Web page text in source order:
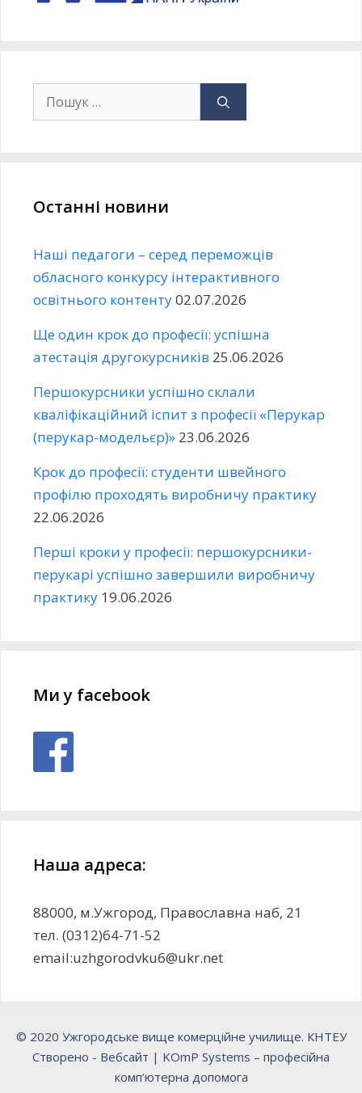
Останні новини
Наші педагоги – серед переможців
обласного конкурсу інтерактивного
освітнього контенту02.07.2026
Ще один крок до професії: успішна
атестація другокурсників 25.06.2026
Першокурсники успішно склали
кваліфікаційний іспит з професії «Перукар
(перукар-модельєр)» 23.06.2026
Крок до професії: студенти швейного
профілю проходять виробничу практику
22.06.2026
Перші кроки у професії: першокурсники-
перукарі успішно завершили виробничу
практику 19.06.2026
Ми у facebook
Наша адреса:
88000, м.Ужгород, Православна наб, 21
тел. (0312)64-71-52
email:uzhgorodvku6@ukr.net
© 2020 Ужгородське вище комерційне училище. КНТЕУ
Створено - Вебсайт | KOmP Systems – професійна
комп’ютерна допомога